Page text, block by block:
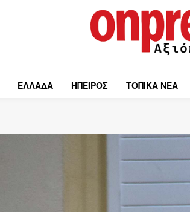
ΕΛΛΑΔΑ ΗΠΕΙΡΟΣ ΤΟΠΙΚΑ ΝΕΑ